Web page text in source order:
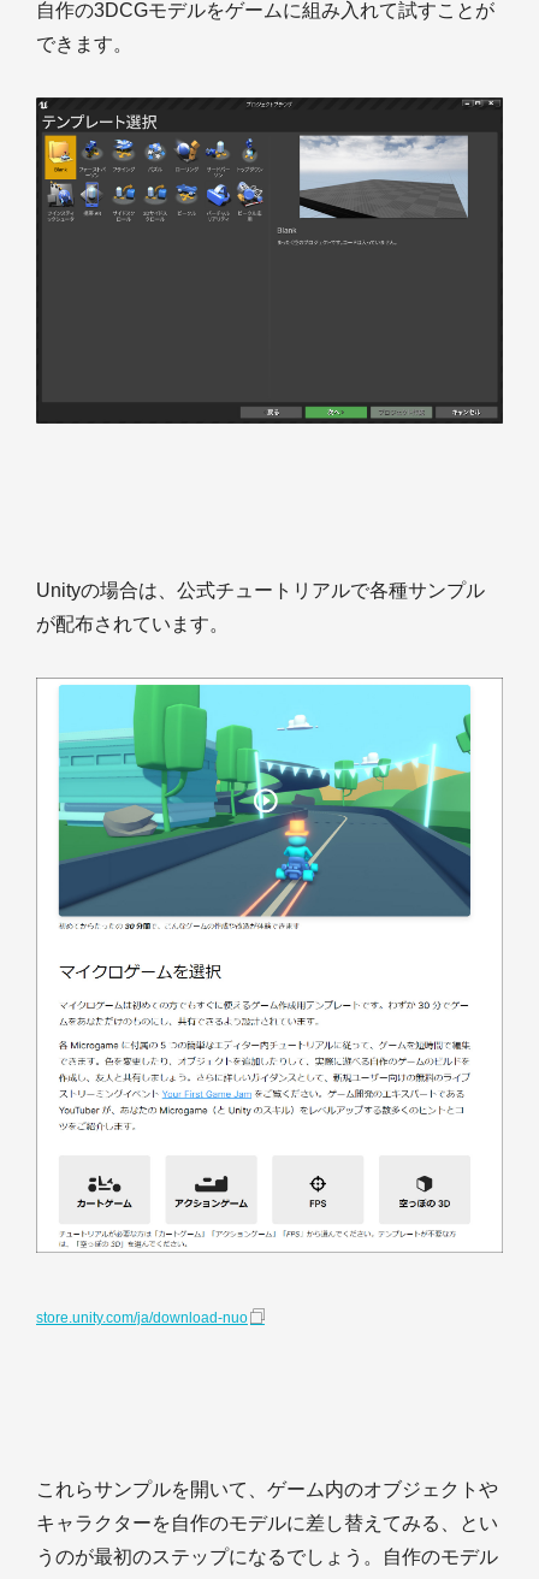
自作の3DCGモデルをゲームに組み入れて試すことが
できます。
Unityの場合は、公式チュートリアルで各種サンプル
が配布されています。
store.unity.com/ja/download-nuo
これらサンプルを開いて、ゲーム内のオブジェクトや
キャラクターを自作のモデルに差し替えてみる、とい
うのが最初のステップになるでしょう。自作のモデル